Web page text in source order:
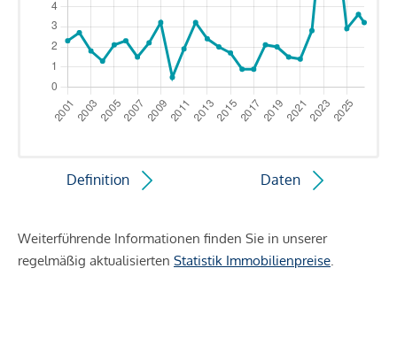
Definition Daten
Weiterführende Informationen finden Sie in unserer
regelmäßig aktualisierten Statistik Immobilienpreise